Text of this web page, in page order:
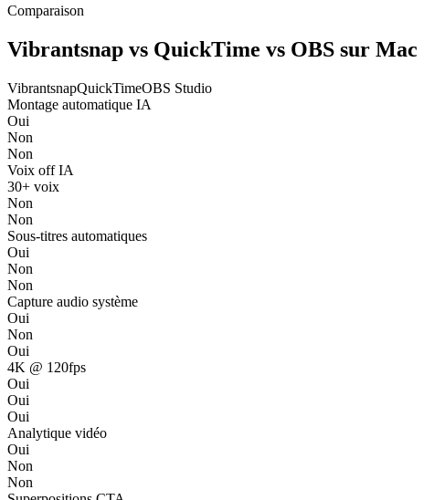
Comparaison
Vibrantsnap vs QuickTime vs OBS sur Mac
VibrantsnapQuickTimeOBS Studio
Montage automatique IA
Oui
Non
Non
Voix off IA
30+ voix
Non
Non
Sous-titres automatiques
Oui
Non
Non
Capture audio système
Oui
Non
Oui
4K @ 120fps
Oui
Oui
Oui
Analytique vidéo
Oui
Non
Non